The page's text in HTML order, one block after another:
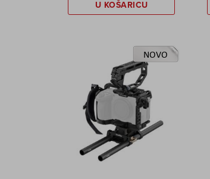
U KOŠARICU
NOVO